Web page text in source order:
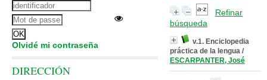
Refinar
búsqueda
v.1. Enciclopedia
práctica de la lengua /
ESCARPANTER, José
Olvidé mi contraseña
DIRECCIÓN